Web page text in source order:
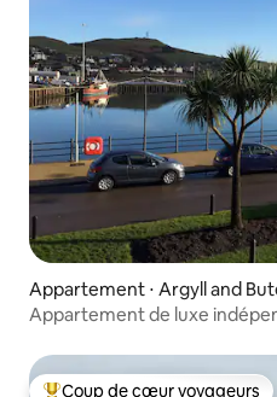
Appartement ⋅ Argyll and
Appartement de luxe
Coup de cœur voyageurs